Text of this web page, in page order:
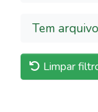
Tem
Limpar